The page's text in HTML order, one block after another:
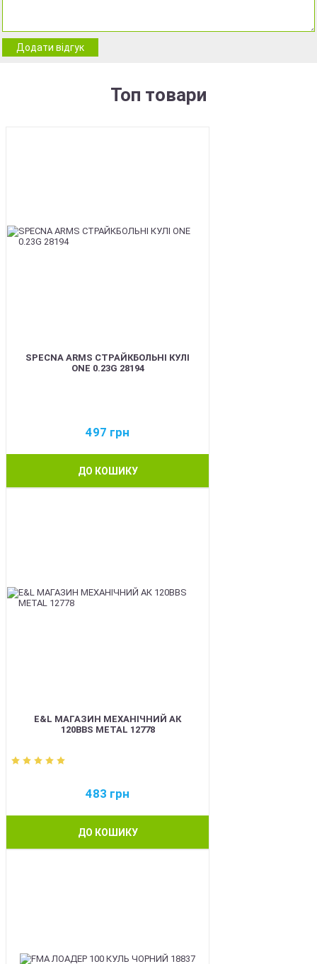
Додати відгук
Топ товари
SPECNA ARMS СТРАЙКБОЛЬНІ КУЛІ
ONE 0.23G 28194
497 грн
ДО КОШИКУ
E&L МАГАЗИН МЕХАНІЧНИЙ АК
120BBS METAL 12778
483 грн
ДО КОШИКУ